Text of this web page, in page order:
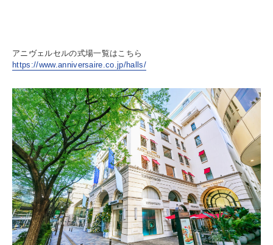
アニヴェルセルの式場一覧はこちら
https://www.anniversaire.co.jp/halls/